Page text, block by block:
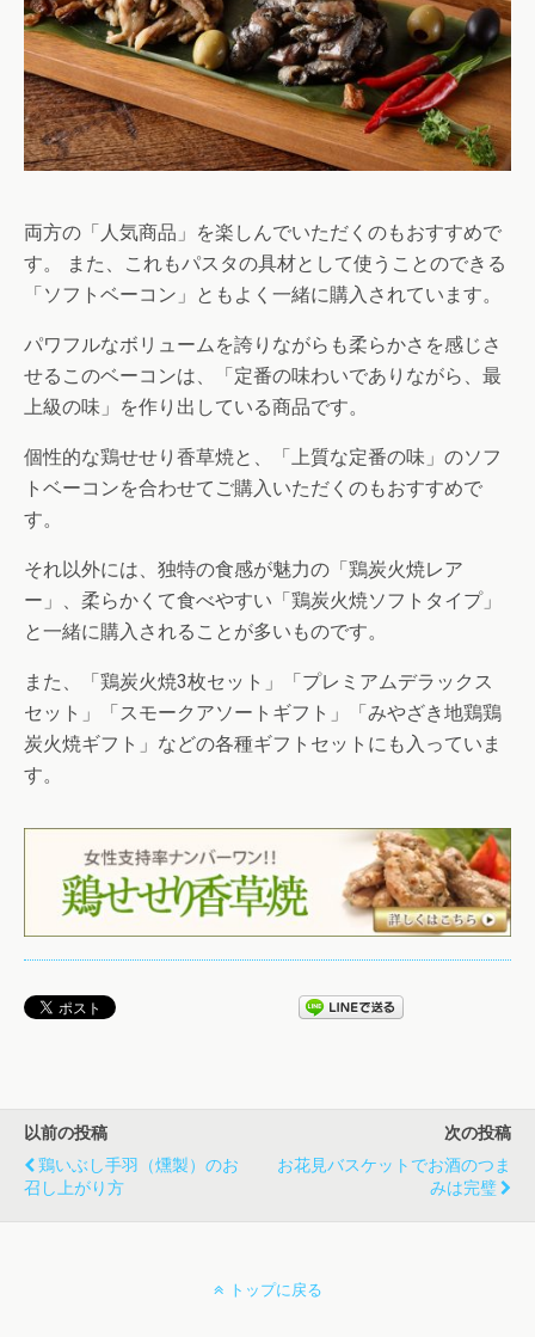
両方の「人気商品」を楽しんでいただくのもおすすめで
す。 また、これもパスタの具材として使うことのできる
「ソフトベーコン」ともよく一緒に購入されています。
パワフルなボリュームを誇りながらも柔らかさを感じさ
せるこのベーコンは、「定番の味わいでありながら、最
上級の味」を作り出している商品です。
個性的な鶏せせり香草焼と、「上質な定番の味」のソフ
トベーコンを合わせてご購入いただくのもおすすめで
す。
それ以外には、独特の食感が魅力の「鶏炭火焼レア
ー」、柔らかくて食べやすい「鶏炭火焼ソフトタイプ」
と一緒に購入されることが多いものです。
また、「鶏炭火焼3枚セット」「プレミアムデラックス
セット」「スモークアソートギフト」「みやざき地鶏鶏
炭火焼ギフト」などの各種ギフトセットにも入っていま
す。
以前の投稿
鶏いぶし手羽（燻製）のお
召し上がり方
次の投稿
お花見バスケットでお酒のつま
みは完璧
トップに戻る